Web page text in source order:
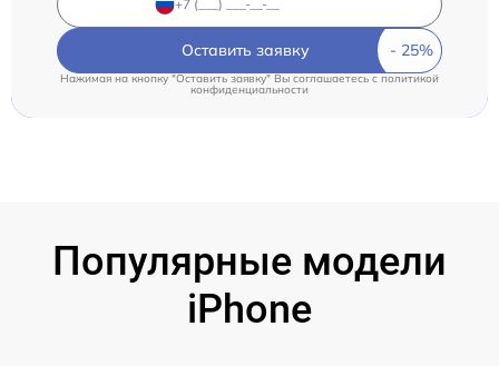
Оставить заявку
Нажимая на кнопку "Оставить заявку" Вы соглашаетесь cполитикой
конфиденциальности
Популярные модели
iPhone